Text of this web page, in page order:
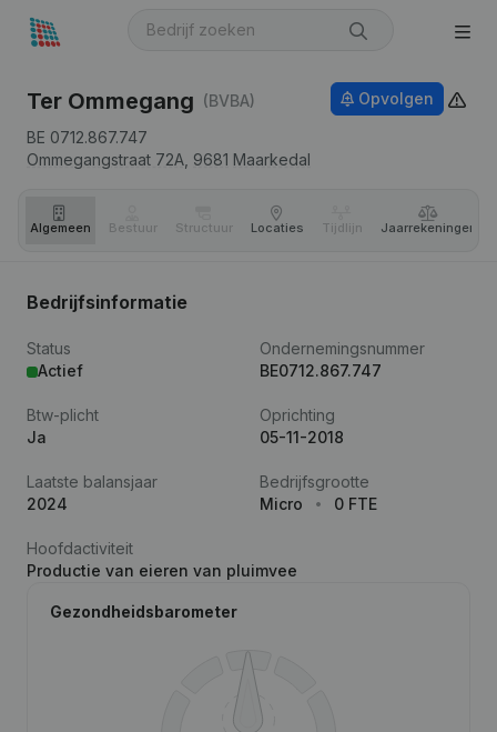
Ter Ommegang (BVBA)
BE 0712.867.747
Ommegangstraat 72A, 9681 Maarkedal
Opvolgen
Algemeen Bestuur Structuur Locaties Tijdlijn Jaar­rekeningen
Bedrijfsinformatie
Status
Actief
Ondernemingsnummer
BE0712.867.747
Btw-plicht
Ja
Oprichting
05-11-2018
Laatste balansjaar
2024
Bedrijfsgrootte
Micro
0 FTE
Hoofdactiviteit
Productie van eieren van pluimvee
Gezondheidsbarometer